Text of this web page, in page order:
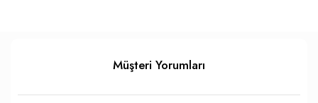
Müşteri Yorumları